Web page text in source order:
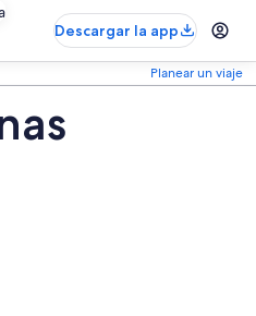
Descargar la app
Planear un viaje